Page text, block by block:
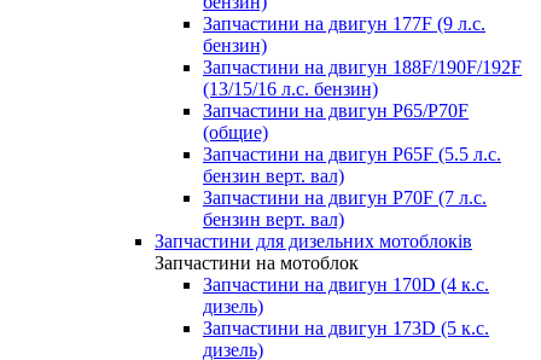
Запчастини на двигун 177F (9 л.с.
бензин)
Запчастини на двигун 188F/190F/192F
(13/15/16 л.с. бензин)
Запчастини на двигун P65/P70F
(общие)
Запчастини на двигун P65F (5.5 л.с.
бензин верт. вал)
Запчастини на двигун P70F (7 л.с.
бензин верт. вал)
Запчастини для дизельних мотоблоків
Запчастини на мотоблок
Запчастини на двигун 170D (4 к.с.
дизель)
Запчастини на двигун 173D (5 к.с.
дизель)